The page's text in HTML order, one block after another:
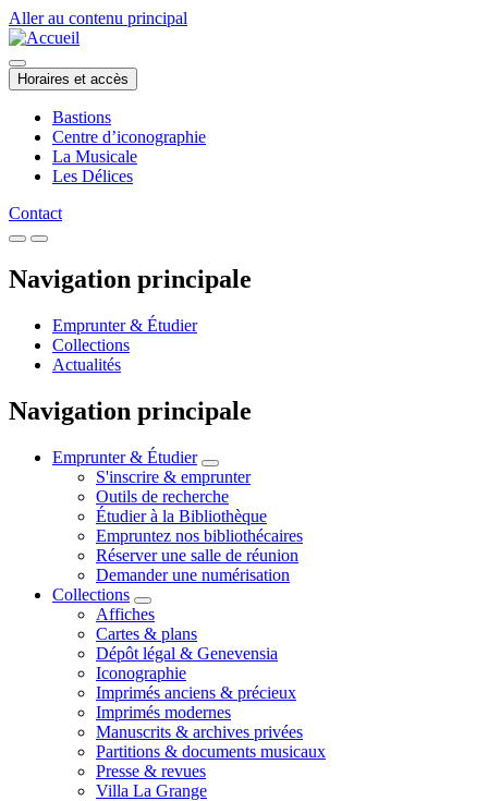
Aller au contenu principal
Horaires et accès
Bastions
Centre d’iconographie
La Musicale
Les Délices
Contact
Navigation principale
Emprunter & Étudier
Collections
Actualités
Navigation principale
Emprunter & Étudier
S'inscrire & emprunter
Outils de recherche
Étudier à la Bibliothèque
Empruntez nos bibliothécaires
Réserver une salle de réunion
Demander une numérisation
Collections
Affiches
Cartes & plans
Dépôt légal & Genevensia
Iconographie
Imprimés anciens & précieux
Imprimés modernes
Manuscrits & archives privées
Partitions & documents musicaux
Presse & revues
Villa La Grange